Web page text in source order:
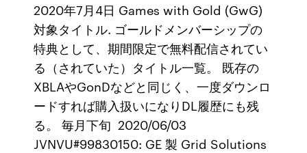
2020年7月4日 Games with Gold (GwG)
対象タイトル. ゴールドメンバーシップの
特典として、期間限定で無料配信されてい
る（されていた）タイトル一覧。 既存の
XBLAやGonDなどと同じく、一度ダウンロ
ードすれば購入扱いになりDL履歴にも残
る。 毎月下旬 2020/06/03
JVNVU#99830150: GE 製 Grid Solutions